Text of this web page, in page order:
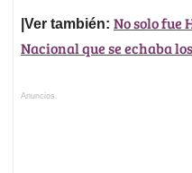
|Ver también: No solo fue
Nacional que se echaba
Anuncios.